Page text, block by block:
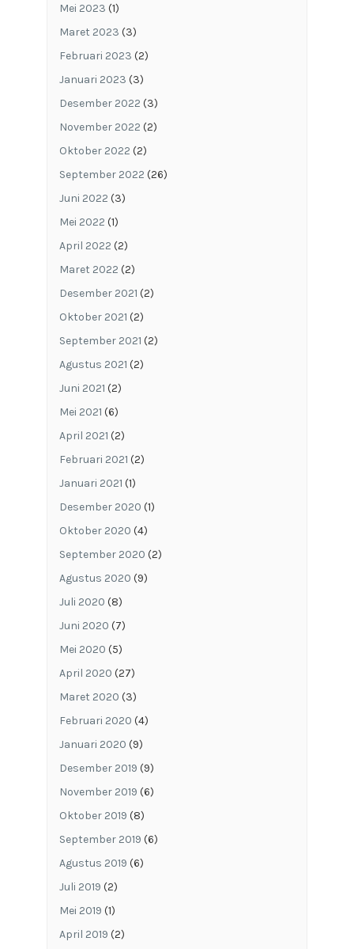
Mei 2023 (1)
Maret 2023 (3)
Februari 2023 (2)
Januari 2023 (3)
Desember 2022 (3)
November 2022 (2)
Oktober 2022 (2)
September 2022 (26)
Juni 2022 (3)
Mei 2022 (1)
April 2022 (2)
Maret 2022 (2)
Desember 2021 (2)
Oktober 2021 (2)
September 2021 (2)
Agustus 2021 (2)
Juni 2021 (2)
Mei 2021 (6)
April 2021 (2)
Februari 2021 (2)
Januari 2021 (1)
Desember 2020 (1)
Oktober 2020 (4)
September 2020 (2)
Agustus 2020 (9)
Juli 2020 (8)
Juni 2020 (7)
Mei 2020 (5)
April 2020 (27)
Maret 2020 (3)
Februari 2020 (4)
Januari 2020 (9)
Desember 2019 (9)
November 2019 (6)
Oktober 2019 (8)
September 2019 (6)
Agustus 2019 (6)
Juli 2019 (2)
Mei 2019 (1)
April 2019 (2)